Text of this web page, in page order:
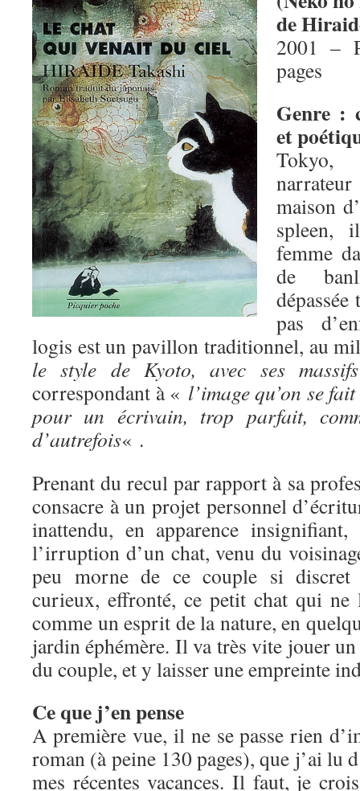
de
2001 –
pages
Genre :
et
maison
spleen,
femme
de
pas
logis est un pavillon traditionnel, au
le style de Kyoto, avec ses
correspondant à « l’image qu’on se
pour un écrivain, trop parfait,
d’autrefois« .
Prenant du recul par rapport à sa
consacre à un projet personnel
inattendu, en apparence
l’irruption d’un chat, venu du
peu morne de ce couple si discret
curieux, effronté, ce petit chat qui ne
comme un esprit de la nature, en
jardin éphémère. Il va très vite jouer
du couple, et y laisser une empreinte
Ce que j’en pense
A première vue, il ne se passe rien
roman (à peine 130 pages), que j’ai lu
mes récentes vacances. Il faut, je